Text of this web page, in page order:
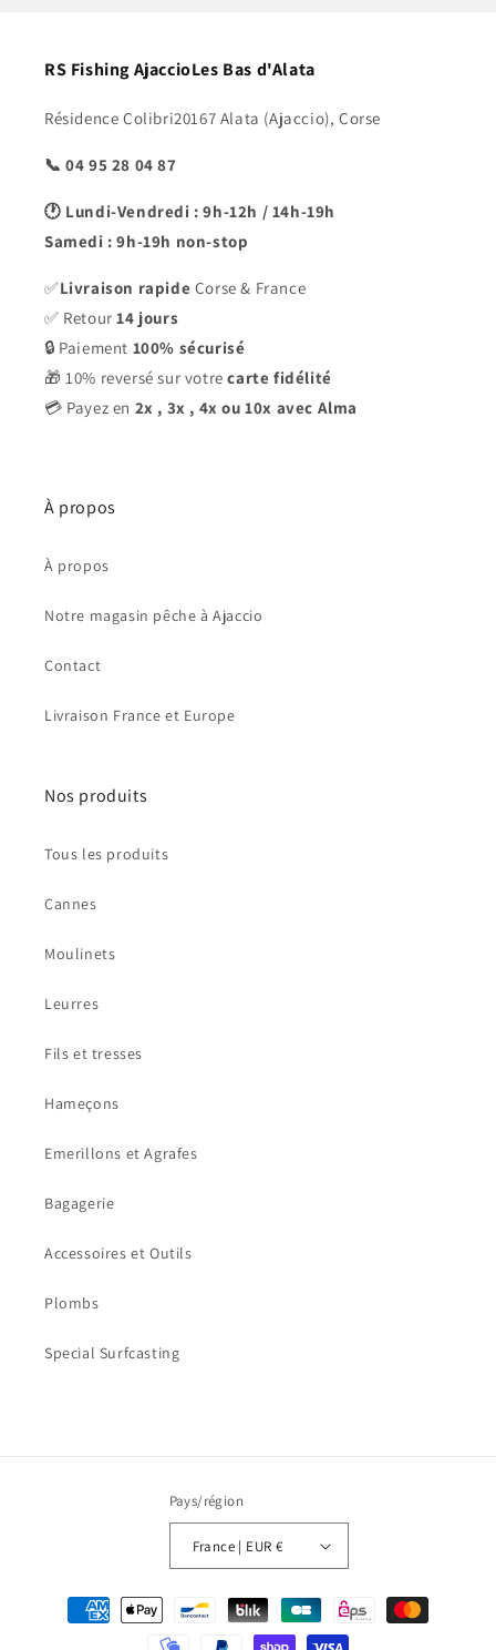
RS Fishing AjaccioLes Bas d'Alata
Résidence Colibri20167 Alata (Ajaccio), Corse
📞 04 95 28 04 87
🕐 Lundi-Vendredi : 9h-12h / 14h-19h
Samedi : 9h-19h non-stop
✅Livraison rapide Corse & France
✅ Retour14 jours
🔒 Paiement 100% sécurisé
🎁 10% reversé sur votrecarte fidélité
💳 Payez en 2x , 3x , 4x ou 10x avec Alma
À propos
À propos
Notre magasin pêche à Ajaccio
Contact
Livraison France et Europe
Nos produits
Tous les produits
Cannes
Moulinets
Leurres
Fils et tresses
Hameçons
Emerillons et Agrafes
Bagagerie
Accessoires et Outils
Plombs
Special Surfcasting
Pays/région
France | EUR €
Moyens